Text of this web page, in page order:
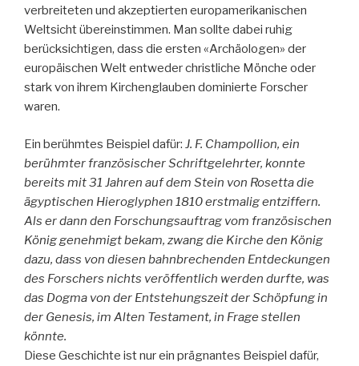
verbreiteten und akzeptierten europamerikanischen
Weltsicht übereinstimmen. Man sollte dabei ruhig
berücksichtigen, dass die ersten «Archäologen» der
europäischen Welt entweder christliche Mönche oder
stark von ihrem Kirchenglauben dominierte Forscher
waren.
Ein berühmtes Beispiel dafür: J. F. Champollion, ein
berühmter französischer Schriftgelehrter, konnte
bereits mit 31 Jahren auf dem Stein von Rosetta die
ägyptischen Hieroglyphen 1810 erstmalig entziffern.
Als er dann den Forschungsauftrag vom französischen
König genehmigt bekam, zwang die Kirche den König
dazu, dass von diesen bahnbrechenden Entdeckungen
des Forschers nichts veröffentlich werden durfte, was
das Dogma von der Entstehungszeit der Schöpfung in
der Genesis, im Alten Testament, in Frage stellen
könnte.
Diese Geschichte ist nur ein prägnantes Beispiel dafür,